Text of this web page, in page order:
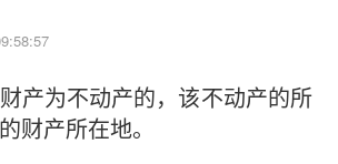
为不动产的，该不动产的所
财产所在地。